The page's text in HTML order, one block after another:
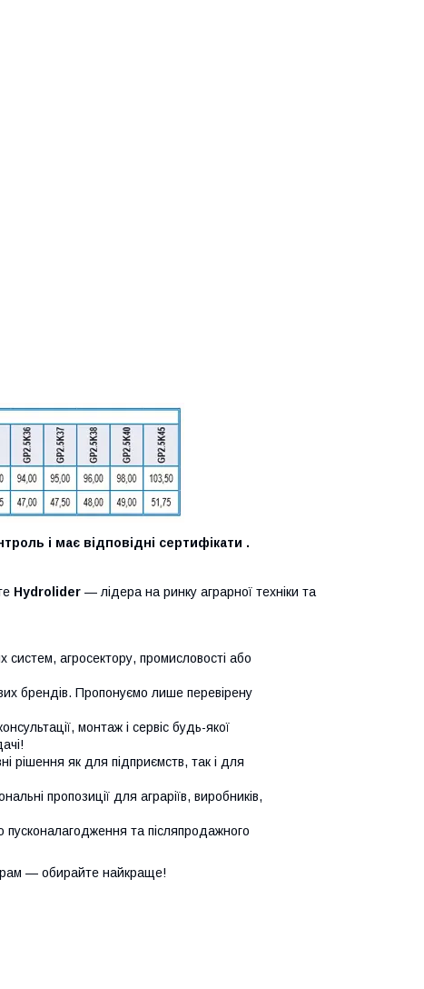
і має відповідні сертифікати .
Hydrolider — лідера на ринку аграрної техніки та
систем, агросектору, промисловості або
брендів. Пропонуємо лише перевірену
монтаж і сервіс будь-якої
рішення як для підприємств, так і для
пропозиції для аграріїв, виробників,
та післяпродажного
— обирайте найкраще!